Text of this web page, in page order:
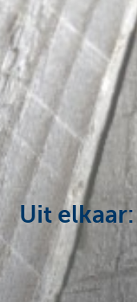
Particulieren
Uit